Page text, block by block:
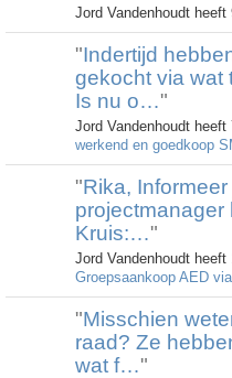
Jord Vandenhoudt
"Indertijd
gekocht via wat
Is nu o…"
Jord Vandenhoudt
werkend en goedkoop
"Rika,
projectmanager
Kruis:…"
Jord Vandenhoudt
Groepsaankoop AED
"Misschien
raad? Ze
wat f…"